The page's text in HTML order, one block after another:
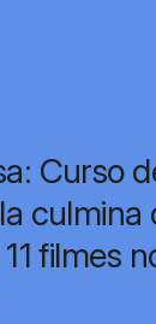
Curso
culmina
filmes